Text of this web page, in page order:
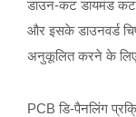
डाउन-कट डायमंड
और इसके डाउनवर्ड
अनुकूलित करने के लिए
PCB डि-पैनलिंग